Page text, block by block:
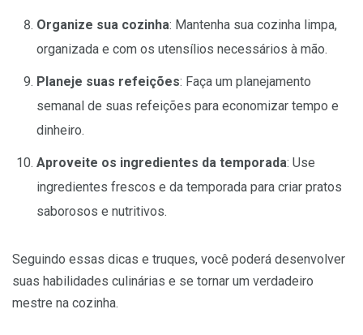
Organize sua cozinha: Mantenha sua cozinha limpa,
organizada e com os utensílios necessários à mão.
Planeje suas refeições: Faça um planejamento
semanal de suas refeições para economizar tempo e
dinheiro.
Aproveite os ingredientes da temporada: Use
ingredientes frescos e da temporada para criar pratos
saborosos e nutritivos.
Seguindo essas dicas e truques, você poderá desenvolver
suas habilidades culinárias e se tornar um verdadeiro
mestre na cozinha.